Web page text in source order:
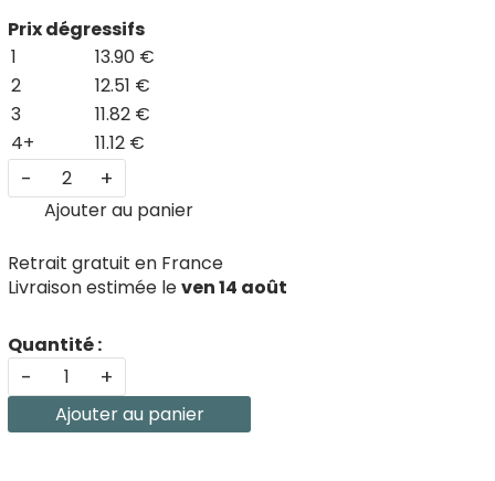
Prix dégressifs
1
13.90 €
2
12.51 €
3
11.82 €
4+
11.12 €
- +
Ajouter au panier
Retrait gratuit en France
Livraison estimée leven 14 août
Quantité :
- +
Ajouter au panier